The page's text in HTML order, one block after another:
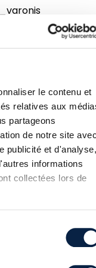
le contenu et
relatives aux
partageons
de notre site
publicité et d'analyse,
informations
collectées lors de
avec
de la
avec le
à